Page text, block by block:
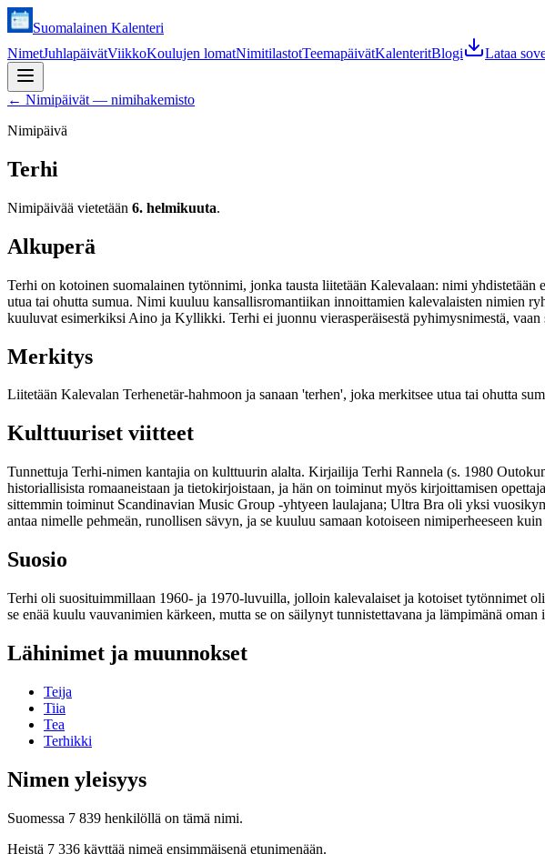
Suomalainen Kalenteri
NimetJuhlapäivätViikkoKoulujen lomatNimitilastotTeemapäivätKalenteritBlogi Lataa
← Nimipäivät — nimihakemisto
Nimipäivä
Terhi
Nimipäivää vietetään 6. helmikuuta.
Alkuperä
Terhi on kotoinen suomalainen tytönnimi, jonka tausta liitetään Kalevalaan: nimi yhdistetään
utua tai ohutta sumua. Nimi kuuluu kansallisromantiikan innoittamien kalevalaisten nimien
kuuluvat esimerkiksi Aino ja Kyllikki. Terhi ei juonnu vierasperäisestä pyhimysnimestä, vaan
Merkitys
Liitetään Kalevalan Terhenetär-hahmoon ja sanaan 'terhen', joka merkitsee utua tai ohutta
Kulttuuriset viitteet
Tunnettuja Terhi-nimen kantajia on kulttuurin alalta. Kirjailija Terhi Rannela (s. 1980
historiallisista romaaneistaan ja tietokirjoistaan, ja hän on toiminut myös kirjoittamisen
sittemmin toiminut Scandinavian Music Group -yhtyeen laulajana; Ultra Bra oli yksi
antaa nimelle pehmeän, runollisen sävyn, ja se kuuluu samaan kotoiseen nimiperheeseen
Suosio
Terhi oli suosituimmillaan 1960- ja 1970-luvuilla, jolloin kalevalaiset ja kotoiset tytönnimet
se enää kuulu vauvanimien kärkeen, mutta se on säilynyt tunnistettavana ja lämpimänä
Lähinimet ja muunnokset
Teija
Tiia
Tea
Terhikki
Nimen yleisyys
Suomessa 7 839 henkilöllä on tämä nimi.
Heistä 7 336 käyttää nimeä ensimmäisenä etunimenään.